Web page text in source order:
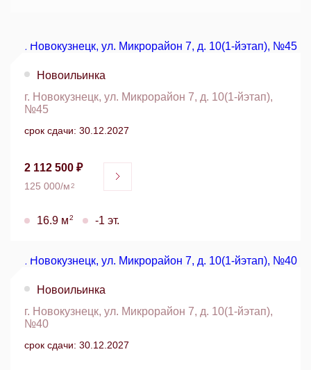
Новоильинка
г. Новокузнецк, ул. Микрорайон 7, д. 10(1-йэтап),
№45
срок сдачи: 30.12.2027
2 112 500 ₽
125 000/м2
16.9 м2 -1 эт.
Новоильинка
г. Новокузнецк, ул. Микрорайон 7, д. 10(1-йэтап),
№40
срок сдачи: 30.12.2027